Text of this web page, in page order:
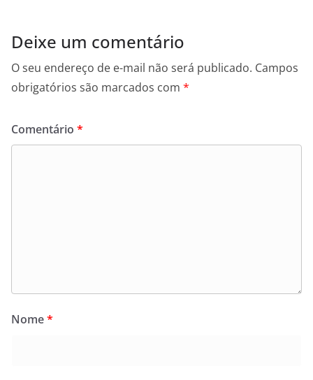
Deixe um comentário
O seu endereço de e-mail não será publicado. Campos
obrigatórios são marcados com *
Comentário *
Nome*